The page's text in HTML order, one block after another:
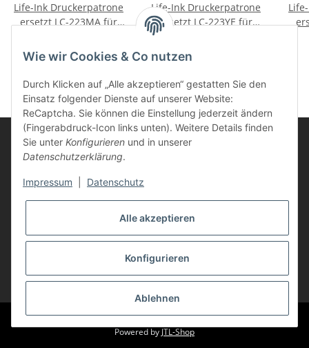
Life-Ink Druckerpatrone
ersetzt LC-223MA für
magenta
Life-Ink Druckerpatrone
ersetzt LC-223YE für
Brother Drucker gelb
Kunden Service
Vertrag widerrufen
* Alle Preise inkl. gesetzlicher USt., zzgl.Versand
© Life-Ink
Powered by JTL-Shop
Wie wir Cookies & Co nutzen
Durch Klicken auf „Alle akzeptieren“ gestatten Sie den
Einsatz folgender Dienste auf unserer Website:
ReCaptcha. Sie können die Einstellung jederzeit ändern
(Fingerabdruck-Icon links unten). Weitere Details finden
Sie unter Konfigurieren und in unserer
Datenschutzerklärung.
Impressum Datenschutz
Alle akzeptieren
Konfigurieren
Ablehnen